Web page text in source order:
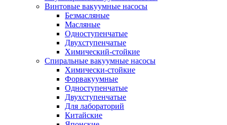
Винтовые вакуумные насосы
Безмасляные
Масляные
Одноступенчатые
Двухступенчатые
Химический-стойкие
Спиральные вакуумные насосы
Химически-стойкие
Форвакуумные
Одноступенчатые
Двухступенчатые
Для лабораторий
Китайские